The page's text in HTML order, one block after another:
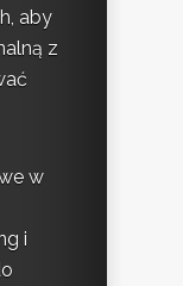
aby
z
w
i